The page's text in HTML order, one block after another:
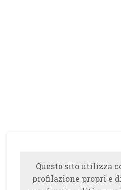
Questo sito utilizza
profilazione propri e